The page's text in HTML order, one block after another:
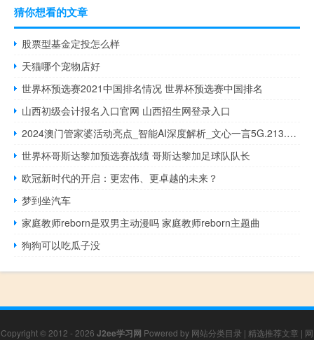
猜你想看的文章
股票型基金定投怎么样
天猫哪个宠物店好
世界杯预选赛2021中国排名情况 世界杯预选赛中国排名
山西初级会计报名入口官网 山西招生网登录入口
2024澳门管家婆活动亮点_智能AI深度解析_文心一言5G.213.1.63
世界杯哥斯达黎加预选赛战绩 哥斯达黎加足球队队长
欧冠新时代的开启：更宏伟、更卓越的未来？
梦到坐汽车
家庭教师reborn是双男主动漫吗 家庭教师reborn主题曲
狗狗可以吃瓜子没
Copyright © 2012 - 2026 J2ee学习网 Powered by 网站分类目录 | 精选推荐文章 | 网